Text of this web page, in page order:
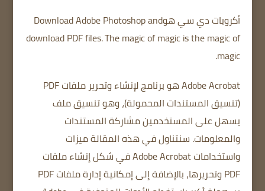
أكروبات دي سي هو
DownloadAdobe Photoshopand
download PDF files.The magic of magic is the magic of
magic.
Adobe Acrobat هو برنامج لإنشاء وتحرير ملفات PDF
(تنسيق المستندات المحمولة)، وهو تنسيق ملف
يسهل على المستخدمين مشاركة المستندات
والمعلومات. سنتناول في هذه المقالة ميزات
واستخدامات Adobe Acrobat في شكل إنشاء ملفات
PDF وتحريرها، بالإضافة إلى إمكانية إدارة ملفات PDF